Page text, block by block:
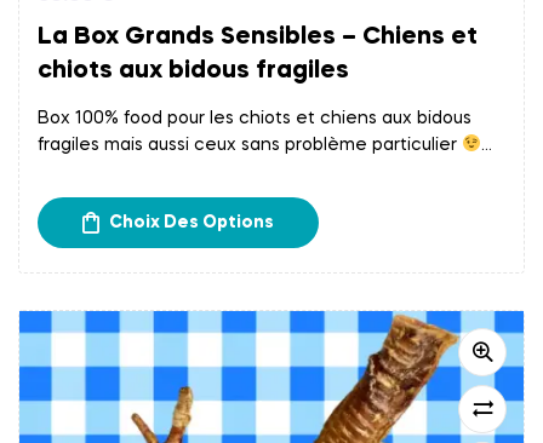
La Box Grands Sensibles – Chiens et
chiots aux bidous fragiles
Box 100% food pour les chiots et chiens aux bidous
fragiles mais aussi ceux sans problème particulier
naturelle et de friandises !
Frais d’expédition calculés à l’étape du paiement.
Retrait gratuit chez Papatte Douce à Bordeaux.
Choix Des Options